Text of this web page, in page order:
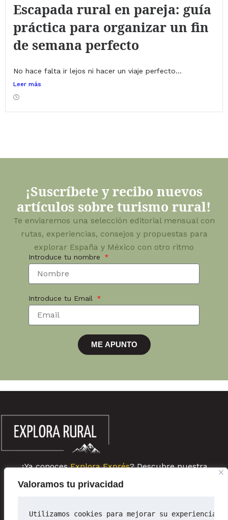
Valoramos tu privacidad
Utilizamos cookies para mejorar su experiencia
Escapada rural en pareja: guía
práctica para organizar un fin
de semana perfecto
No hace falta ir lejos ni hacer un viaje perfecto...
Leer más
¡Suscríbete y recibo nuevos
artículos sobre turismo rural!
Te enviaremos una selección editorial mensual con
rutas, experiencias, consejos y propuestas para
explorar España y México con otro ritmo
Introduce tu nombre
Introduce tu Email
ME APUNTO
¿Ya conocesExplora Exprés? Descubre nuestra
comunidad de escapadas rurales de última hora
Newsletter